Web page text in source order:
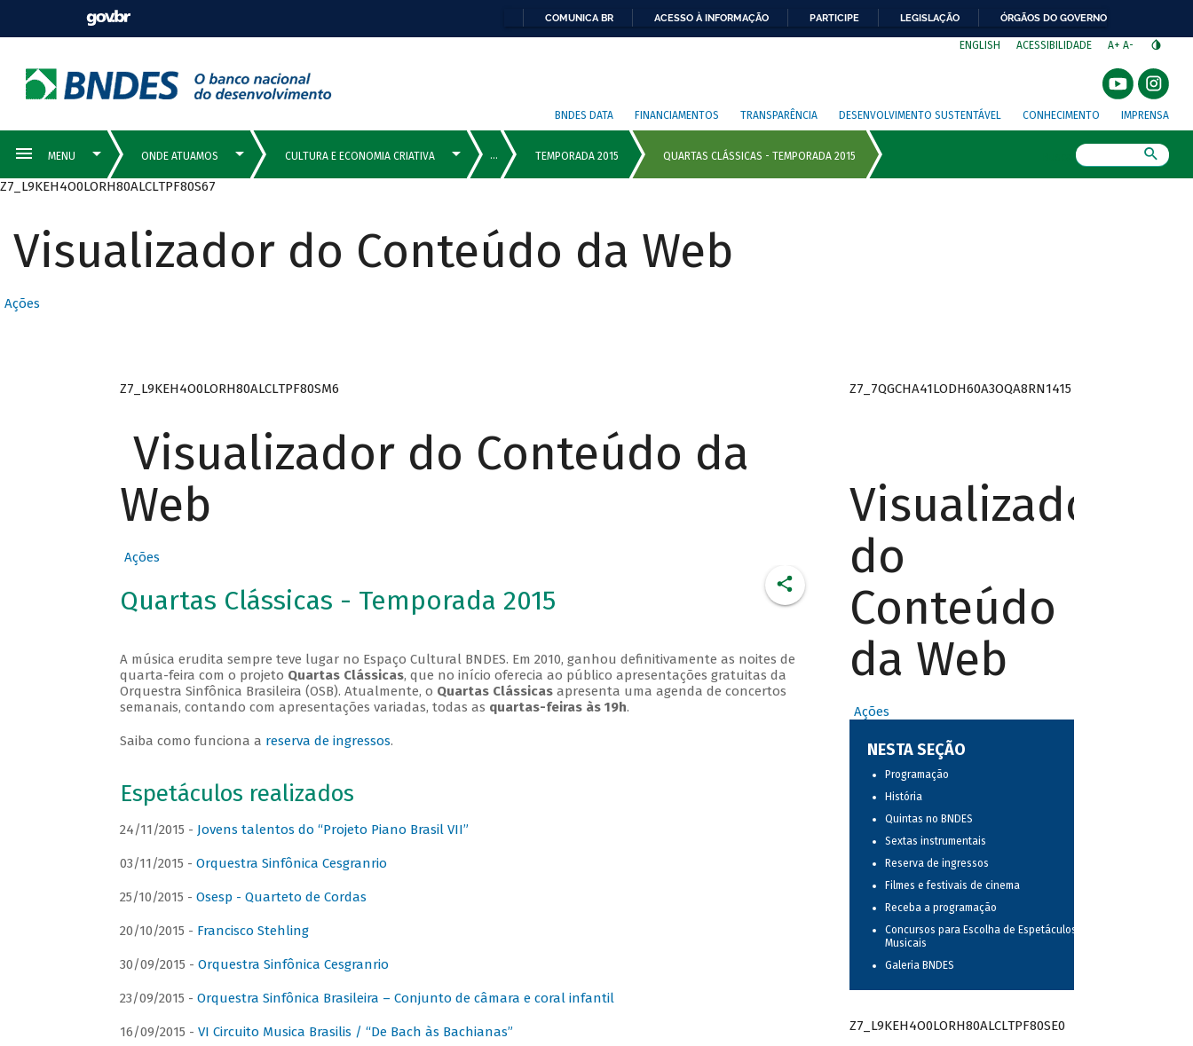
COMUNICA BR ACESSO À INFORMAÇÃO PARTICIPE LEGISLAÇÃO ÓRGÃOS DO GOVERNO
ENGLISH ACESSIBILIDADE A+ A-
BNDES DATA FINANCIAMENTOS TRANSPARÊNCIA DESENVOLVIMENTO SUSTENTÁVEL CONHECIMENTO IMPRENSA
Z7_L9KEH4O0LORH80ALCLTPF80S67
Visualizador do Conteúdo da Web
Ações
Z7_L9KEH4O0LORH80ALCLTPF80SM6
Visualizador do Conteúdo da
Web
Ações
Quartas Clássicas - Temporada 2015
A música erudita sempre teve lugar no Espaço Cultural BNDES. Em 2010, ganhou definitivamente as noites de
quarta-feira com o projeto Quartas Clássicas, que no início oferecia ao público apresentações gratuitas da
Orquestra Sinfônica Brasileira (OSB). Atualmente, o Quartas Clássicasapresenta uma agenda de concertos
semanais, contando com apresentações variadas, todas as quartas-feiras às 19h.
Saiba como funciona a reserva de ingressos.
Espetáculos realizados
24/11/2015 - Jovens talentos do “Projeto Piano Brasil VII”
03/11/2015 - Orquestra Sinfônica Cesgranrio
25/10/2015 - Osesp - Quarteto de Cordas
20/10/2015 - Francisco Stehling
30/09/2015 - Orquestra Sinfônica Cesgranrio
23/09/2015 - Orquestra Sinfônica Brasileira – Conjunto de câmara e coral infantil
16/09/2015 - VI Circuito Musica Brasilis / “De Bach às Bachianas”
Z7_7QGCHA41LODH60A3OQA8RN1415
Visualizador
do
Conteúdo
da Web
Ações
NESTA SEÇÃO
Programação
História
Quintas no BNDES
Sextas instrumentais
Reserva de ingressos
Filmes e festivais de cinema
Receba a programação
Concursos para Escolha de Espetáculos
Musicais
Galeria BNDES
Z7_L9KEH4O0LORH80ALCLTPF80SE0